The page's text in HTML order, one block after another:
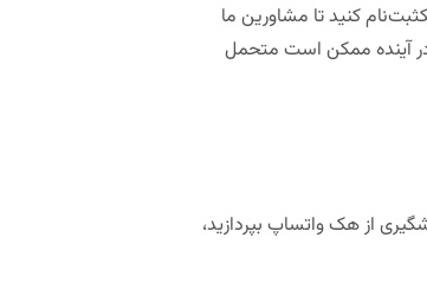
کنید تا مشاورین ما
آینده ممکن است متحمل
از هک واتساپ بپردازید،